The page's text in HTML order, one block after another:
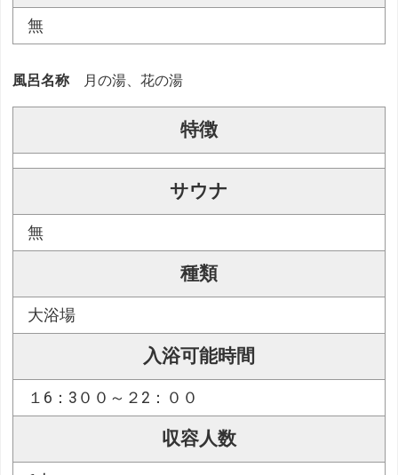
無
風呂名称 月の湯、花の湯
特徴
サウナ
無
種類
大浴場
入浴可能時間
１6：3００～２2：００
収容人数